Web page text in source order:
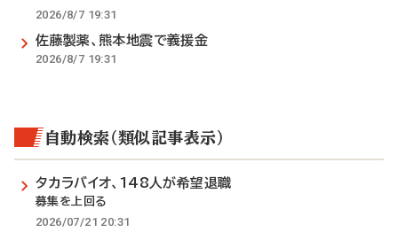
2026/8/7 19:31
佐藤製薬、熊本地震で義援金
2026/8/7 19:31
自動検索（類似記事表示）
タカラバイオ、148人が希望退職
募集を上回る
2026/07/21 20:31